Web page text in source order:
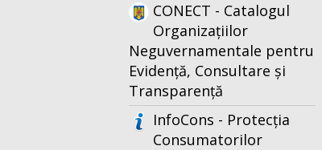
CONECT - Catalogul
Organizațiilor
Neguvernamentale pentru
Evidență, Consultare și
Transparență
InfoCons - Protecția
Consumatorilor